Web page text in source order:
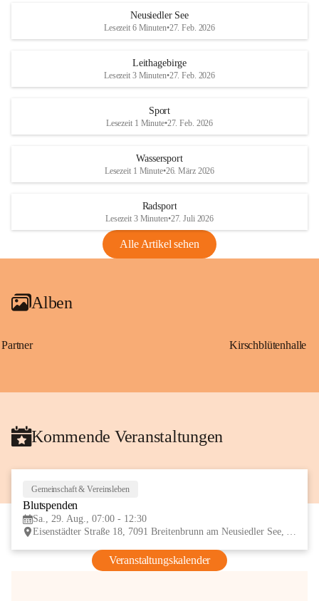
S
und den daraus folgenden wirtschaftlichen
Maßnahmen zur Bekämpfung
Rebe und der Amerikanischen
Anhang VBl. EU Nr. 18
1 Seite•1,4 MB
VBl. EU Nr. 18_2026
r
S
Neusiedler See
Lesezeit 6 Minuten•27. Feb. 2026
Leithagebirge
Lesezeit 3 Minuten•27. Feb. 2026
Sport
Lesezeit 1 Minute•27. Feb. 2026
Wassersport
Lesezeit 1 Minute•26. März 2026
Radsport
Lesezeit 3 Minuten•27. Juli 2026
Alle Artikel sehen
Alben
Partner Kirschblütenhalle
Kommende Veranstaltungen
Gemeinschaft & Vereinsleben
Blutspenden
Sa., 29. Aug., 07:00 - 12:30
Eisenstädter Straße 18, 7091 Breitenbrunn am Neusiedler See, AUT
Veranstaltungskalender